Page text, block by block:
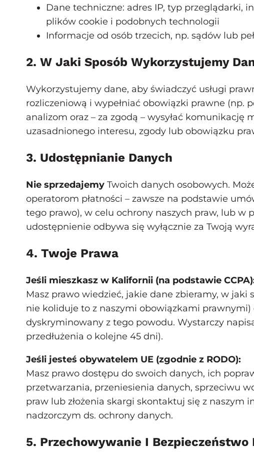
Dane techniczne: adres IP, typ przeglądarki,
plików cookie i podobnych technologii
Informacje od osób trzecich, np. sądów lub
2. W Jaki Sposób Wykorzystujemy
Wykorzystujemy dane, aby świadczyć usługi
rozliczeniową i wypełniać obowiązki prawne (np.
analizom oraz – za zgodą – wysyłać
uzasadnionego interesu, zgody lub obowiązku
3. Udostępnianie Danych
Nie sprzedajemy Twoich danych osobowych.
operatorom płatności – zawsze na podstawie
tego prawo), w celu ochrony naszych praw, lub
udostępnienie odbywa się wyłącznie za Twoją
4. Twoje Prawa
Jeśli mieszkasz w Kalifornii (na podstawie
Masz prawo wiedzieć, jakie dane zbieramy, w
nie koliduje to z naszymi obowiązkami prawnymi)
dyskryminowany z tego powodu. Wystarczy
przedłużenia o kolejne 45 dni).
Jeśli jesteś obywatelem UE (zgodnie z RODO):
Masz prawo dostępu do swoich danych, ich
przetwarzania, przeniesienia danych, sprzeciwu
praw lub złożenia skargi skontaktuj się z naszym
nadzorczym ds. ochrony danych.
5. Przechowywanie I Bezpieczeństwo